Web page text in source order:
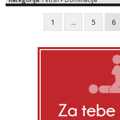
Domina
tvojim umom i
isključivo
koji žude za
potpunim
1 ... 5 6